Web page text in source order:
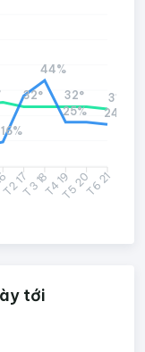
T2 17T3 18T4 19T5 20T6 21
32° 32° 31°
16%
44%
25% 24%
tới